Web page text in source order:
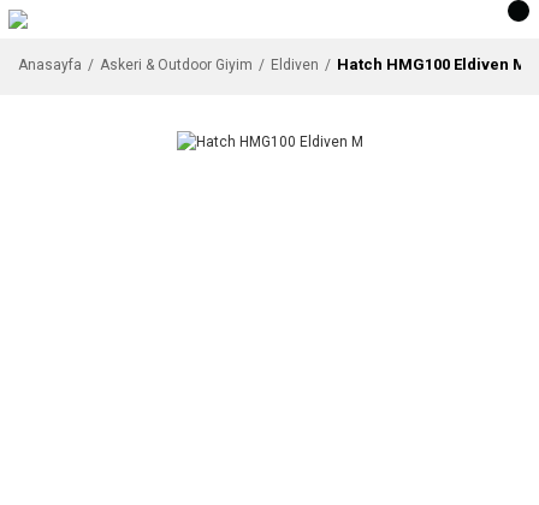
Anasayfa Askeri & Outdoor Giyim Eldiven Hatch HMG100 Eldiven M